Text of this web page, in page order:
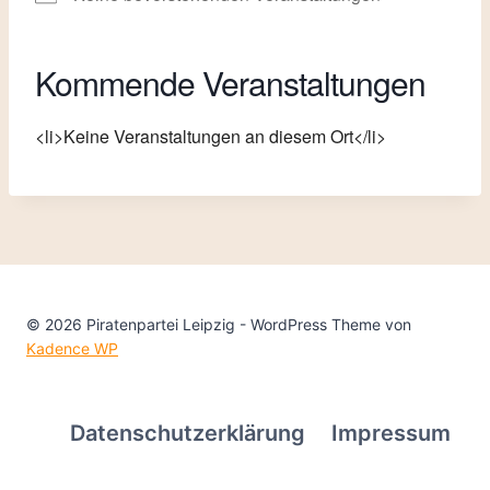
Kommende Veranstaltungen
<li>Keine Veranstaltungen an diesem Ort</li>
© 2026 Piratenpartei Leipzig - WordPress Theme von
Kadence WP
Datenschutzerklärung Impressum